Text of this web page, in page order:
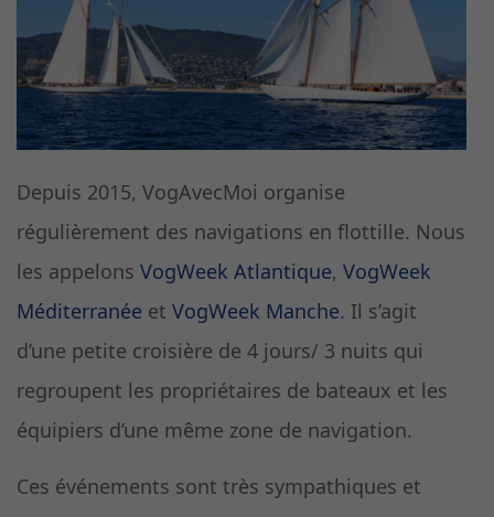
Depuis 2015, VogAvecMoi organise
régulièrement des navigations en flottille. Nous
les appelons VogWeek Atlantique, VogWeek
Méditerranée et VogWeek Manche. Il s’agit
d’une petite croisière de 4 jours/ 3 nuits qui
regroupent les propriétaires de bateaux et les
équipiers d’une même zone de navigation.
Ces événements sont très sympathiques et